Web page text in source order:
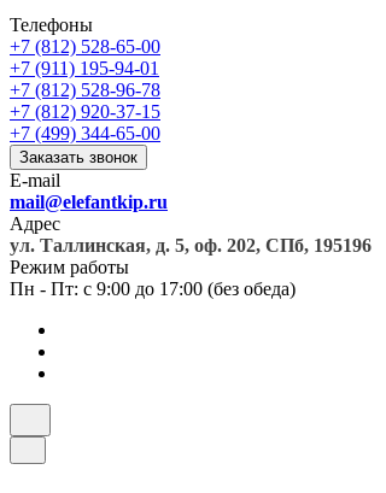
Телефоны
+7 (812) 528-65-00
+7 (911) 195-94-01
+7 (812) 528-96-78
+7 (812) 920-37-15
+7 (499) 344-65-00
Заказать звонок
E-mail
mail@elefantkip.ru
Адрес
ул. Таллинская, д. 5, оф. 202, СПб, 195196
Режим работы
Пн - Пт: с 9:00 до 17:00 (без обеда)